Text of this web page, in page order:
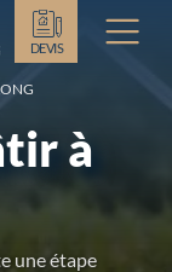
DEVIS
à
une étape